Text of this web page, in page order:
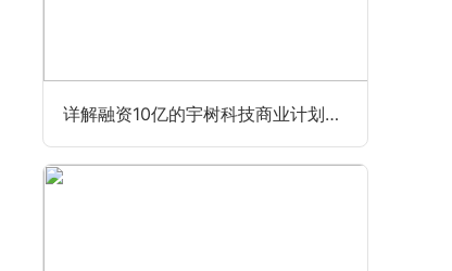
详解融资10亿的宇树科技商业计划书（最全最新版）